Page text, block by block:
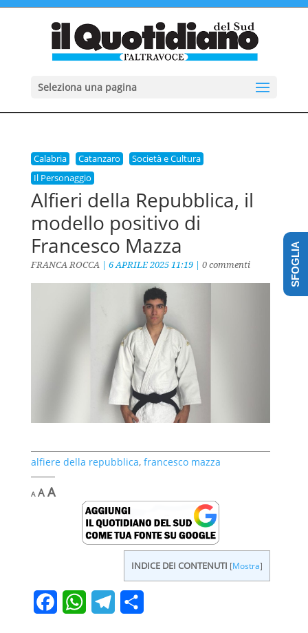
Seleziona una pagina
Calabria Catanzaro
Società e Cultura
Il Personaggio
Alfieri della Repubblica, il
modello positivo di
Francesco Mazza
FRANCA ROCCA| 6 APRILE 2025 11:19| 0 commenti
alfiere della repubblica, francesco mazza
A
Decrease
font
AReset
AIncrease
INDICE DEI CONTENUTI [Mostra]
W
SFOGLIA